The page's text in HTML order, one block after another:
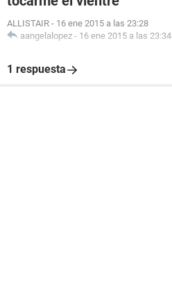
ALLISTAIR - 16 ene 2015 a las 23:28
aangelalopez - 16 ene 2015 a las 23:34
1 respuesta